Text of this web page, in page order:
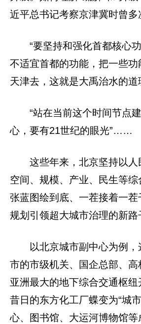
近平总书记考察京津冀时曾多
“要坚持和强化首都核心
不适宜首都的功能，把一些功
天津去，这就是大禹治水的道
“站在当前这个时间节点
心，要有21世纪的眼光”……
这些年来，北京坚持以
空间、规模、产业、民生等
张蓝图绘到底、一茬接着一
规划引领超大城市治理的新路
以北京城市副中心为例
市的市级机关、国企总部、
亚洲最大的地下综合交通枢
昔日的东方化工厂蝶变为“城
心、图书馆、大运河博物馆